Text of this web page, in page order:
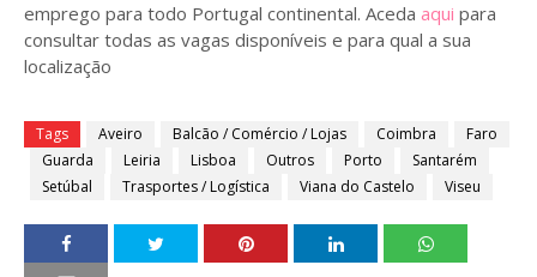
emprego para todo Portugal continental. Aceda aqui para
consultar todas as vagas disponíveis e para qual a sua
localização
Tags Aveiro Balcão / Comércio / Lojas Coimbra
Faro
Guarda
Leiria Lisboa Outros Porto
Santarém
Setúbal
Trasportes / Logística Viana do Castelo Viseu